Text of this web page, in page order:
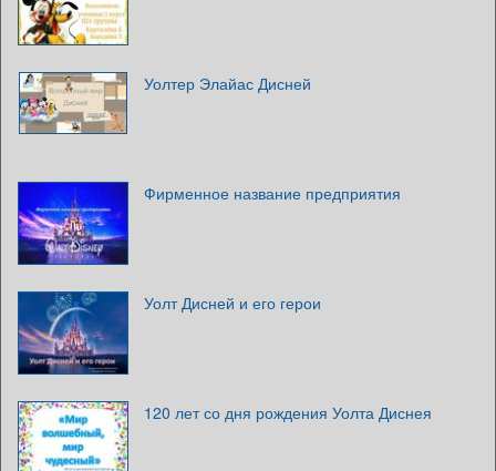
Уолтер Элайас Дисней
Фирменное название предприятия
Уолт Дисней и его герои
120 лет со дня рождения Уолта Диснея